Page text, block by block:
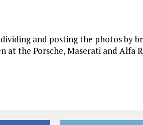
and posting the photos by
at the Porsche, Maserati and Alfa